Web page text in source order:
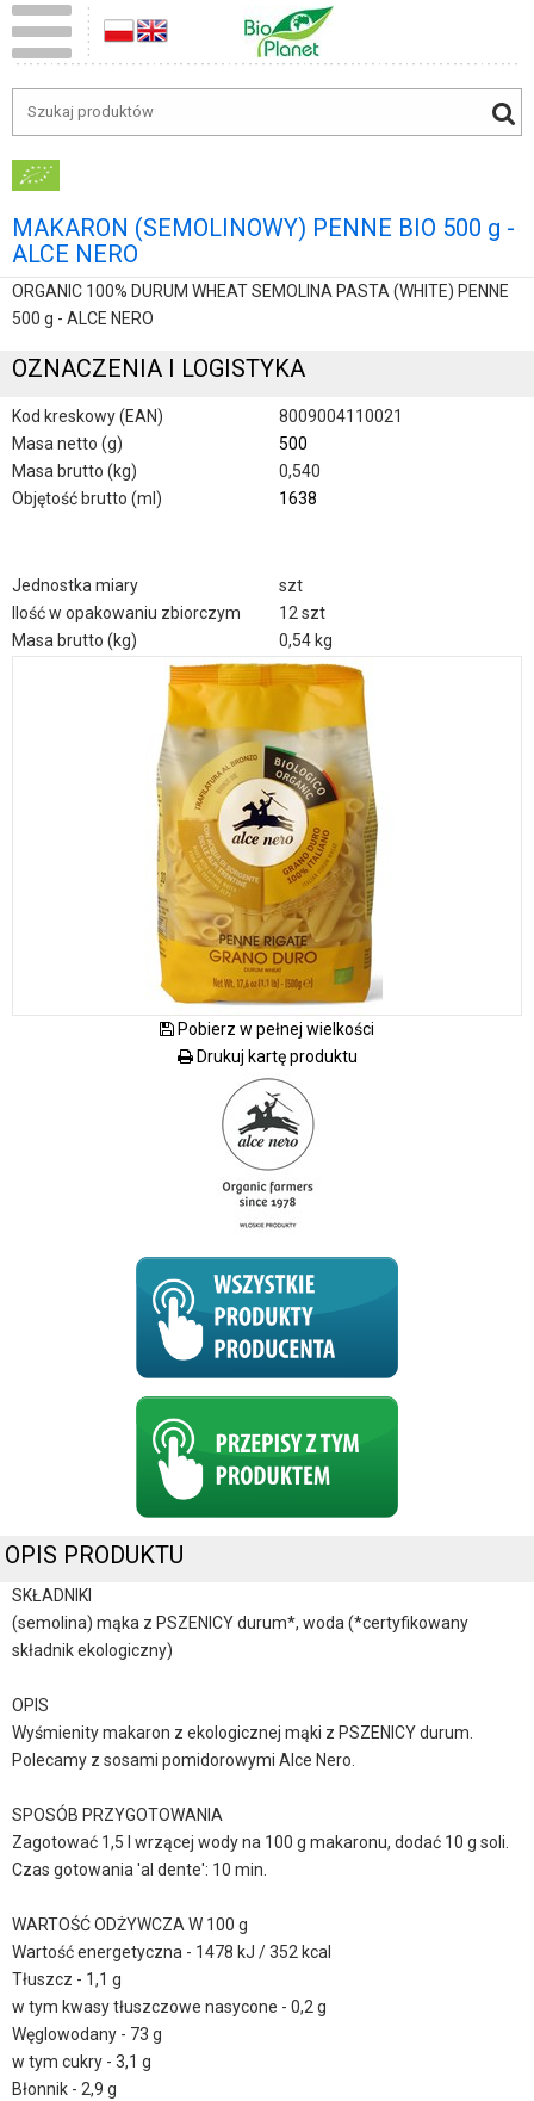
MAKARON (SEMOLINOWY) PENNE BIO 500 g -
ALCE NERO
ORGANIC 100% DURUM WHEAT SEMOLINA PASTA (WHITE) PENNE
500 g - ALCE NERO
OZNACZENIA I LOGISTYKA
Kod kreskowy (EAN)
8009004110021
Masa netto (g)
500
Masa brutto (kg)
0,540
Objętość brutto (ml)
1638
Jednostka miary
szt
Ilość w opakowaniu zbiorczym
12 szt
Masa brutto (kg)
0,54 kg
Pobierz w pełnej wielkości
Drukuj kartę produktu
OPIS PRODUKTU
SKŁADNIKI
(semolina) mąka z PSZENICY durum*, woda (*certyfikowany
składnik ekologiczny)
OPIS
Wyśmienity makaron z ekologicznej mąki z PSZENICY durum.
Polecamy z sosami pomidorowymi Alce Nero.
SPOSÓB PRZYGOTOWANIA
Zagotować 1,5 l wrzącej wody na 100 g makaronu, dodać 10 g soli.
Czas gotowania 'al dente': 10 min.
WARTOŚĆ ODŻYWCZA W 100 g
Wartość energetyczna - 1478 kJ / 352 kcal
Tłuszcz - 1,1 g
w tym kwasy tłuszczowe nasycone - 0,2 g
Węglowodany - 73 g
w tym cukry - 3,1 g
Błonnik - 2,9 g